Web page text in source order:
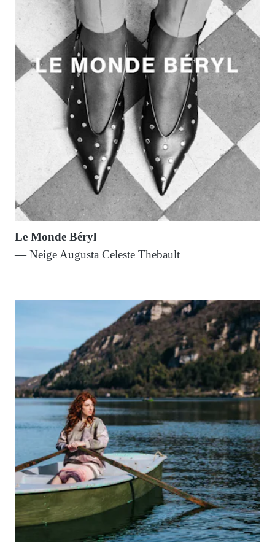
Le Monde Béryl
— Neige Augusta Celeste Thebault